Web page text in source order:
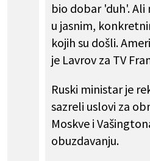
bio dobar 'duh'. Ali
u jasnim,
kojih su došli.
je Lavrov za TV
Ruski ministar je
sazreli uslovi za
Moskve i
obuzdavanju.